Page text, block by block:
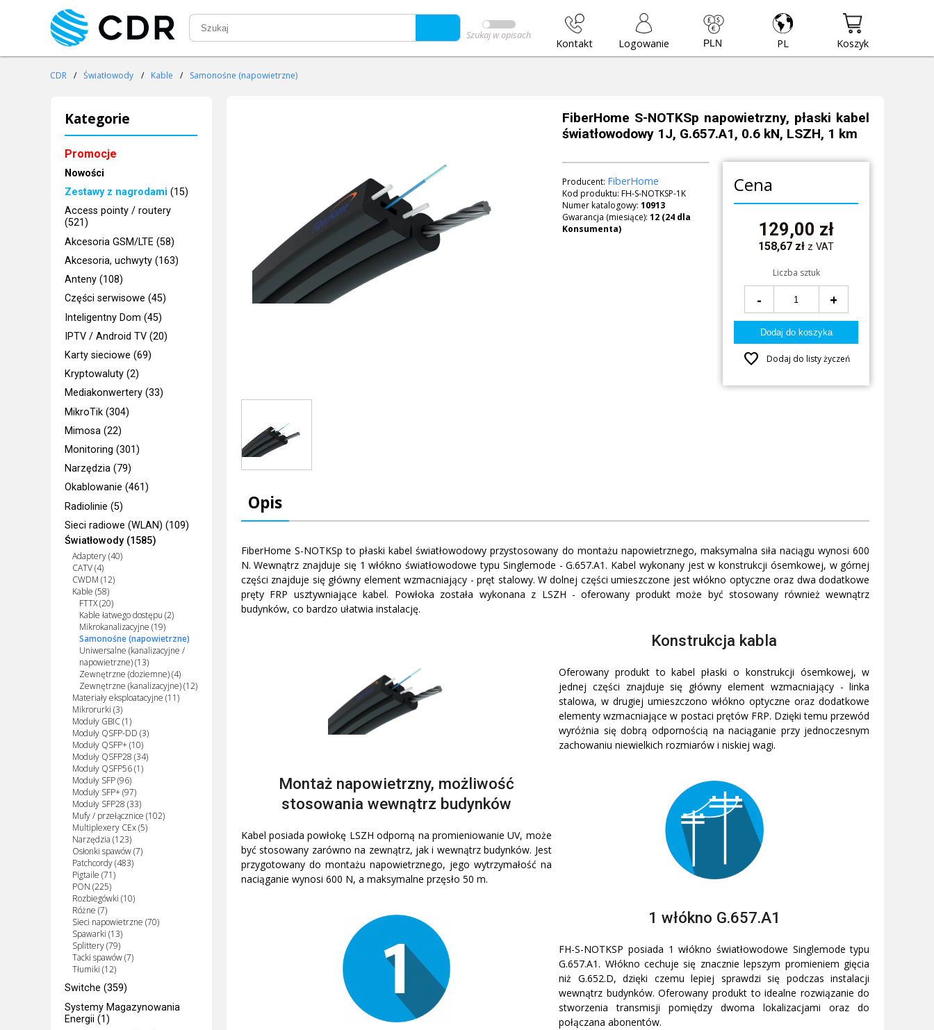
Szukaj w opisach
Kontakt Logowanie PL Koszyk
CDR / Światłowody / Kable / Samonośne (napowietrzne)
Kategorie
Promocje
Nowości
Zestawy z nagrodami (15)
Access pointy / routery
(521)
Akcesoria GSM/LTE (58)
Akcesoria, uchwyty (163)
Anteny (108)
Części serwisowe (45)
Inteligentny Dom (45)
IPTV / Android TV (20)
Karty sieciowe (69)
Kryptowaluty (2)
Mediakonwertery (33)
MikroTik (304)
Mimosa (22)
Monitoring (301)
Narzędzia (79)
Okablowanie (461)
Radiolinie (5)
Sieci radiowe (WLAN) (109)
Światłowody (1585)
Adaptery (40)
CATV (4)
CWDM (12)
Kable (58)
FTTX (20)
Kable łatwego dostępu (2)
Mikrokanalizacyjne (19)
Samonośne (napowietrzne)
Uniwersalne (kanalizacyjne /
napowietrzne) (13)
Zewnętrzne (doziemne) (4)
Zewnętrzne (kanalizacyjne) (12)
Materiały eksploatacyjne (11)
Mikrorurki (3)
Moduły GBIC (1)
Moduły QSFP-DD (3)
Moduły QSFP+ (10)
Moduły QSFP28 (34)
Moduły QSFP56 (1)
Moduły SFP (96)
Moduły SFP+ (97)
Moduły SFP28 (33)
Mufy / przełącznice (102)
Multiplexery CEx (5)
Narzędzia (123)
Osłonki spawów (7)
Patchcordy (483)
Pigtaile (71)
PON (225)
Rozbiegówki (10)
Różne (7)
Sieci napowietrzne (70)
Spawarki (13)
Splittery (79)
Tacki spawów (7)
Tłumiki (12)
Switche (359)
Systemy Magazynowania
Energii (1)
FiberHome S-NOTKSp napowietrzny, płaski kabel
światłowodowy 1J, G.657.A1, 0.6 kN, LSZH, 1 km
Producent: FiberHome
Kod produktu:FH-S-NOTKSP-1K
Numer katalogowy:10913
Gwarancja (miesiące):
Cena
129,00 zł
158,67 zł z VAT
Liczba sztuk
- +
favorite Dodaj do listy życzeń
Opis
FiberHome S-NOTKSp to płaski kabel światłowodowy przystosowany do montażu napowietrznego, maksymalna siła naciągu wynosi 600
N. Wewnątrz znajduje się 1 włókno światłowodowe typu Singlemode - G.657.A1. Kabel wykonany jest w konstrukcji ósemkowej, w górnej
części znajduje się główny element wzmacniający - pręt stalowy. W dolnej części umieszczone jest włókno optyczne oraz dwa dodatkowe
pręty FRP usztywniające kabel. Powłoka została wykonana z LSZH - oferowany produkt może być stosowany również wewnątrz
budynków, co bardzo ułatwia instalację.
Konstrukcja kabla
Oferowany produkt to kabel płaski o konstrukcji ósemkowej, w
jednej części znajduje się główny element wzmacniający - linka
stalowa, w drugiej umieszczono włókno optyczne oraz dodatkowe
elementy wzmacniające w postaci prętów FRP. Dzięki temu przewód
wyróżnia się dobrą odpornością na naciąganie przy jednoczesnym
zachowaniu niewielkich rozmiarów i niskiej wagi.
Montaż napowietrzny, możliwość
stosowania wewnątrz budynków
Kabel posiada powłokę LSZH odporną na promieniowanie UV, może
być stosowany zarówno na zewnątrz, jak i wewnątrz budynków. Jest
przygotowany do montażu napowietrznego, jego wytrzymałość na
naciąganie wynosi 600 N, a maksymalne przęsło 50 m.
1 włókno G.657.A1
FH-S-NOTKSP posiada 1 włókno światłowodowe Singlemode typu
G.657.A1. Włókno cechuje się znacznie lepszym promieniem gięcia
niż G.652.D, dzięki czemu lepiej sprawdzi się podczas instalacji
wewnątrz budynków. Oferowany produkt to idealne rozwiązanie do
stworzenia transmisji pomiędzy dwoma lokalizacjami oraz do
połączana abonentów.